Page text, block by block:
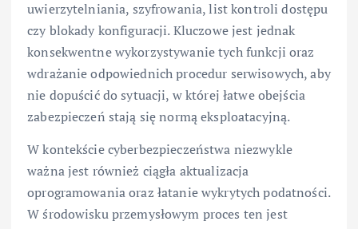
uwierzytelniania, szyfrowania, list kontroli dostępu
czy blokady konfiguracji. Kluczowe jest jednak
konsekwentne wykorzystywanie tych funkcji oraz
wdrażanie odpowiednich procedur serwisowych, aby
nie dopuścić do sytuacji, w której łatwe obejścia
zabezpieczeń stają się normą eksploatacyjną.
W kontekście cyberbezpieczeństwa niezwykle
ważna jest również ciągła aktualizacja
oprogramowania oraz łatanie wykrytych podatności.
W środowisku przemysłowym proces ten jest